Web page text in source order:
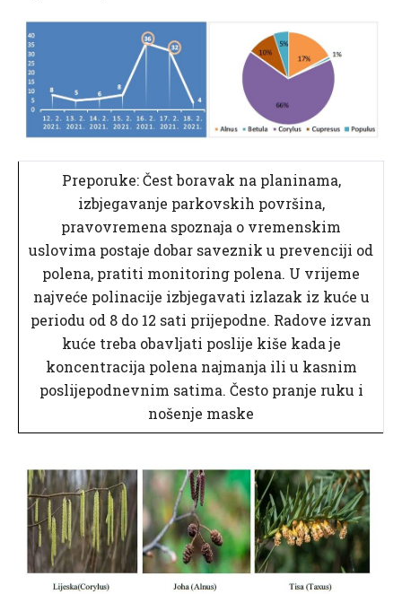
Preporuke: Čest boravak na planinama,
izbjegavanje parkovskih površina,
pravovremena spoznaja o vremenskim
uslovima postaje dobar saveznik u prevenciji od
polena, pratiti monitoring polena. U vrijeme
najveće polinacije izbjegavati izlazak iz kuće u
periodu od 8 do 12 sati prijepodne. Radove izvan
kuće treba obavljati poslije kiše kada je
koncentracija polena najmanja ili u kasnim
poslijepodnevnim satima. Često pranje ruku i
nošenje maske